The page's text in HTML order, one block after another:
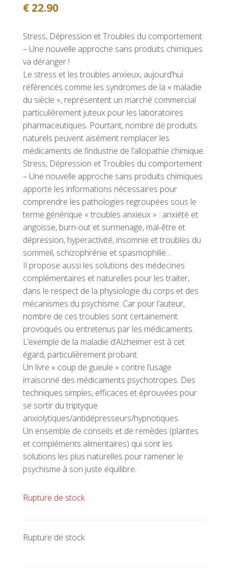
€22.90
Stress, Dépression et Troubles du comportement
– Une nouvelle approche sans produits chimiques
va déranger !
Le stress et les troubles anxieux, aujourd’hui
référencés comme les syndromes de la « maladie
du siècle », représentent un marché commercial
particulièrement juteux pour les laboratoires
pharmaceutiques. Pourtant, nombre de produits
naturels peuvent aisément remplacer les
médicaments de l’industrie de l’allopathie chimique.
Stress, Dépression et Troubles du comportement
– Une nouvelle approche sans produits chimiques
apporte les informations nécessaires pour
comprendre les pathologies regroupées sous le
terme générique « troubles anxieux » : anxiété et
angoisse, burn-out et surmenage, mal-être et
dépression, hyperactivité, insomnie et troubles du
sommeil, schizophrénie et spasmophilie…
Il propose aussi les solutions des médecines
complémentaires et naturelles pour les traiter,
dans le respect de la physiologie du corps et des
mécanismes du psychisme. Car pour l’auteur,
nombre de ces troubles sont certainement
provoqués ou entretenus par les médicaments.
L’exemple de la maladie d’Alzheimer est à cet
égard, particulièrement probant.
Un livre « coup de gueule » contre l’usage
irraisonné des médicaments psychotropes. Des
techniques simples, efficaces et éprouvées pour
se sortir du triptyque
anxiolytiques/antidépresseurs/hypnotiques.
Un ensemble de conseils et de remèdes (plantes
et compléments alimentaires) qui sont les
solutions les plus naturelles pour ramener le
psychisme à son juste équilibre.
Rupture de stock
Rupture de stock